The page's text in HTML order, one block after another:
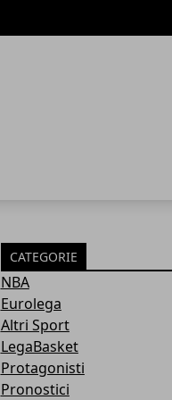
CATEGORIE
NBA
Eurolega
Altri Sport
LegaBasket
Protagonisti
Pronostici